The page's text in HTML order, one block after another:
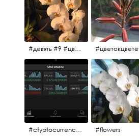
#девять #9 #цветы
#ctyptocurrency #btc #eth #flowers